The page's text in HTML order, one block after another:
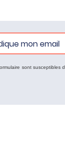
mon email
sont susceptibles